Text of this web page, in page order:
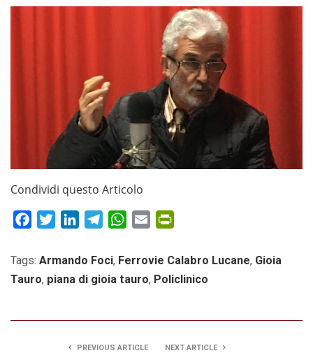
Condividi questo Articolo
FacebookTwitterLinkedInTelegramWhatsApp
Email
Tags: Armando Foci, Ferrovie Calabro Lucane, Gioia
Tauro, piana di gioia tauro, Policlinico
PREVIOUS ARTICLE NEXT ARTICLE